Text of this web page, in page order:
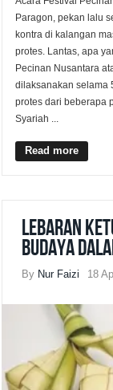
Paragon, pekan lalu
kontra di kalangan
protes. Lantas, apa
Pecinan Nusantara
dilaksanakan selama
protes dari beberapa
Syariah ...
Read more
Lebaran
Budaya
By Nur Faizi 18